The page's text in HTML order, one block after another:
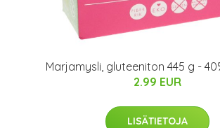
Marjamysli, gluteeniton 445 g -
2.99 EUR
LISÄTIETOJA